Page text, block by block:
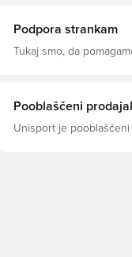
Podpora strankam
Tukaj smo, da
Pooblaščeni
Unisport je